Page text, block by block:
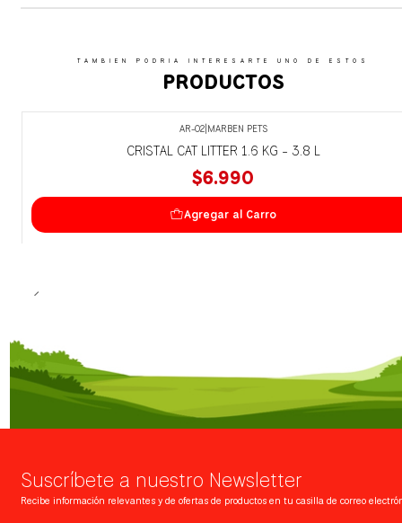
TAMBIEN PODRIA INTERESARTE UNO DE ESTOS
PRODUCTOS
AR-02| MARBEN PETS
CRISTAL CAT LITTER 1.6 KG - 3.8 L
$6.990
Agregar al Carro
Suscríbete a nuestro Newsletter
Recibe información relevantes y de ofertas de productos en tu casilla de correo